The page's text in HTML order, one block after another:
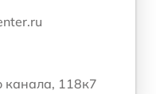
канала, 118к7